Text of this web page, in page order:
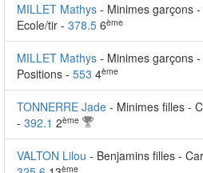
MILLET Mathys - Minimes garçons
Ecole/tir - 378.5 6ème
MILLET Mathys - Minimes garçons
Positions - 553 4ème
TONNERRE Jade - Minimes filles -
- 392.1 2ème
VALTON Lilou - Benjamins filles -
ème